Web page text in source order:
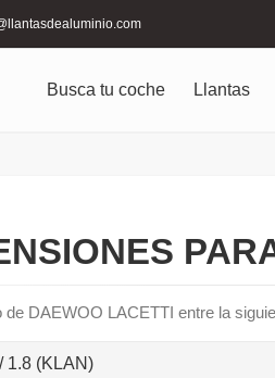
Busca tu coche Llantas
de DAEWOO LACETTI entre la
1.8 (KLAN)